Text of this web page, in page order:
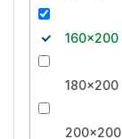
160x200
180x200
200x200